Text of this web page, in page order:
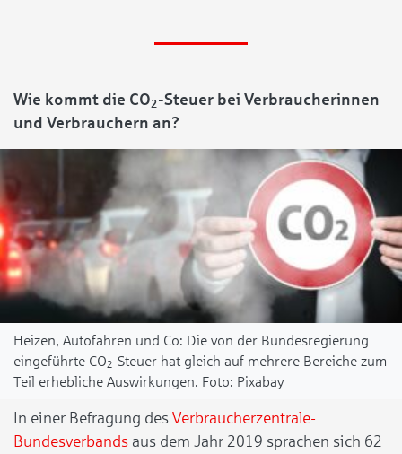
Wie kommt die CO2-Steuer bei Verbraucherinnen
und Verbrauchern an?
Heizen, Autofahren und Co: Die von der Bundesregierung
eingeführte CO2-Steuer hat gleich auf mehrere Bereiche zum
Teil erhebliche Auswirkungen.
Pixabay
In einer Befragung des Verbraucherzentrale-
Bundesverbands aus dem Jahr 2019 sprachen sich 62